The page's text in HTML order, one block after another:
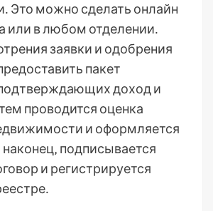
Это можно сделать онлайн
или в любом отделении․
заявки и одобрения
пакет
доход и
проводится оценка
и оформляется
наконец‚ подписывается
и регистрируется